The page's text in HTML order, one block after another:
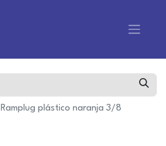
Ramplug plástico naranja 3/8